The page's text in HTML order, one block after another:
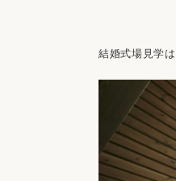
結婚式場見学